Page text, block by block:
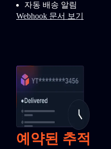
자동 배송 알림
Webhook 문서 보기
예약된 추적